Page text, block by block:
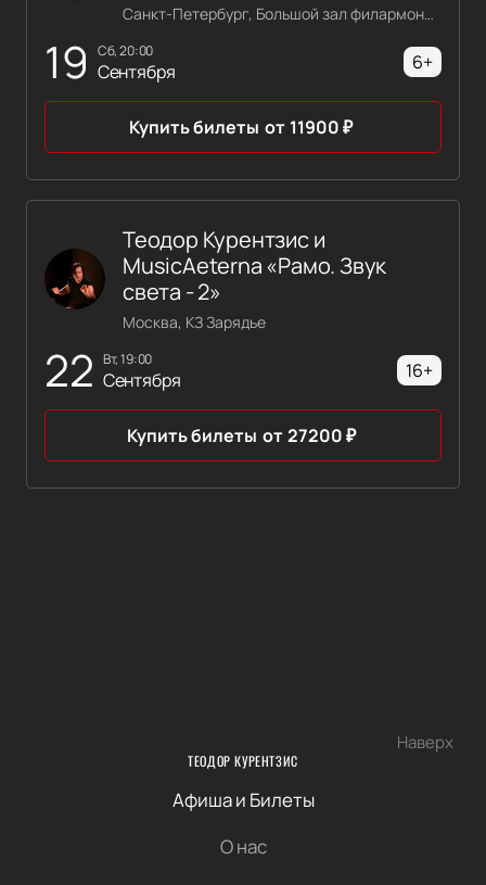
19 сб, 20:00
Сентября
Санкт-Петербург, Большой зал филармонии имени Шостаковича
6+
Купить билеты от 11900₽
22 вт, 19:00
Сентября
Теодор Курентзис и
MusicAeterna «Рамо. Звук
света - 2»
Москва, КЗ Зарядье
16+
Купить билеты от 27200₽
Наверх
ТЕОДОР КУРЕНТЗИС
Афиша и Билеты
О нас